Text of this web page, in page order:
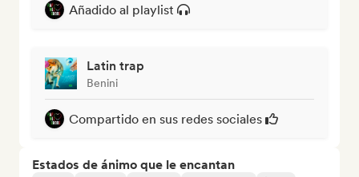
Añadido al playlist
Latin trap
Benini
Compartido en sus redes sociales
Estados de ánimo que le encantan